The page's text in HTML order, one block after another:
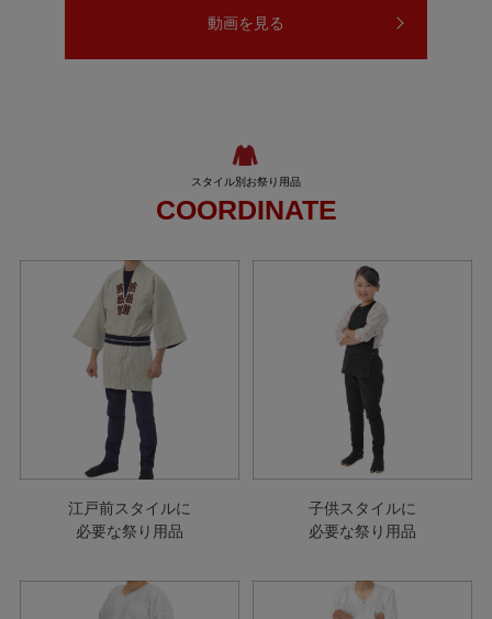
動画を見る
COORDINATE
江戸前スタイルに
必要な祭り用品
子供スタイルに
必要な祭り用品